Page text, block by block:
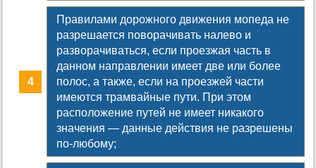
Правилами дорожного движения мопеда не
разрешается поворачивать налево и
разворачиваться, если проезжая часть в
данном направлении имеет две или более
полос, а также, если на проезжей части
имеются трамвайные пути. При этом
расположение путей не имеет никакого
значения — данные действия не разрешены
по-любому;